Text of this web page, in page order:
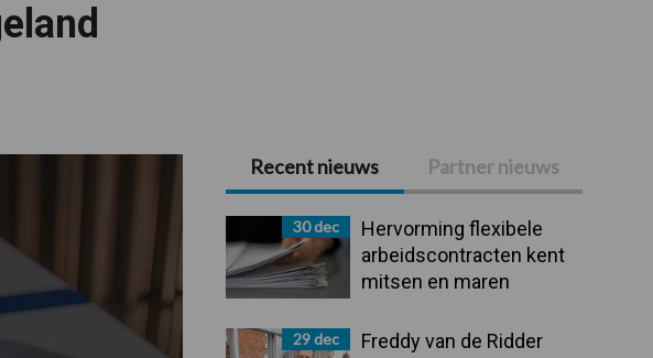
Primaire
Sidebar
Recent nieuws Partner nieuws
30 dec
Hervorming flexibele
arbeidscontracten kent
mitsen en maren
29 dec
Freddy van de Ridder